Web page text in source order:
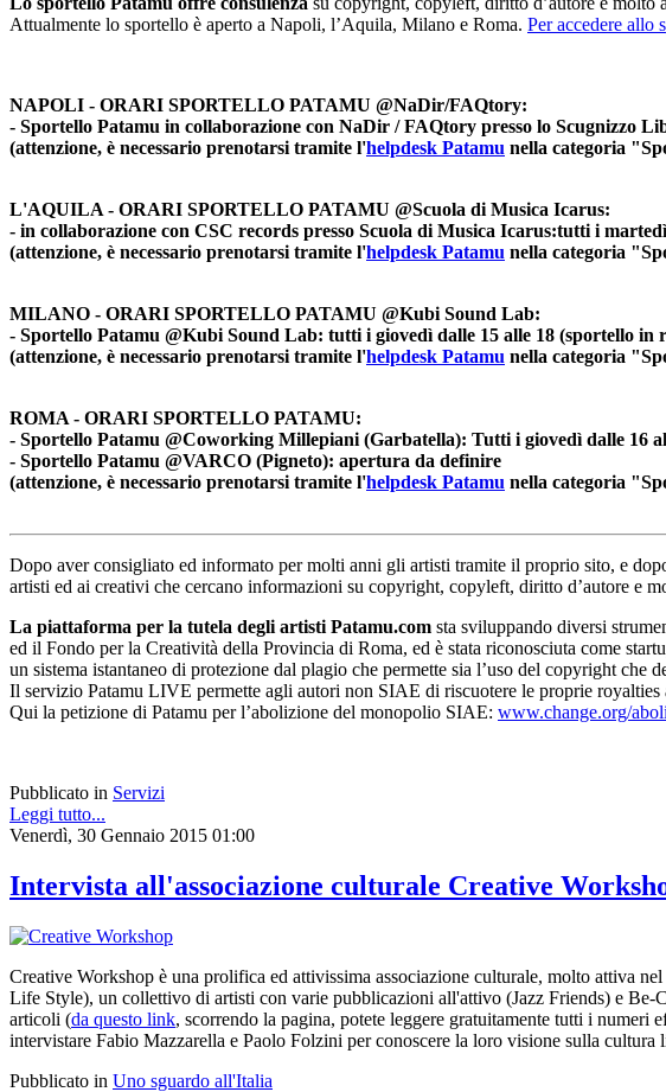
Attualmente lo sportello è aperto a Napoli, l’Aquila, Milano e Roma. Per accedere allo
NAPOLI - ORARI SPORTELLO PATAMU @NaDir/FAQtory:
- Sportello Patamu in collaborazione con NaDir / FAQtory presso lo Scugnizzo
(attenzione, è necessario prenotarsi tramite l'helpdesk Patamu nella categoria
L'AQUILA - ORARI SPORTELLO PATAMU @Scuola di Musica Icarus:
- in collaborazione con CSC records presso Scuola di Musica Icarus:tutti i
(attenzione, è necessario prenotarsi tramite l'helpdesk Patamu nella categoria
MILANO - ORARI SPORTELLO PATAMU @Kubi Sound Lab:
- Sportello Patamu @Kubi Sound Lab: tutti i giovedì dalle 15 alle 18 (sportello in
(attenzione, è necessario prenotarsi tramite l'helpdesk Patamu nella categoria
ROMA - ORARI SPORTELLO PATAMU:
- Sportello Patamu @Coworking Millepiani (Garbatella): Tutti i giovedì dalle 16
- Sportello Patamu @VARCO (Pigneto): apertura da definire
(attenzione, è necessario prenotarsi tramite l'helpdesk Patamu nella categoria
Dopo aver consigliato ed informato per molti anni gli artisti tramite il proprio sito, e
artisti ed ai creativi che cercano informazioni su copyright, copyleft, diritto d’autore e
La piattaforma per la tutela degli artisti Patamu.com sta sviluppando diversi
ed il Fondo per la Creatività della Provincia di Roma, ed è stata riconosciuta come
un sistema istantaneo di protezione dal plagio che permette sia l’uso del copyright che
Il servizio Patamu LIVE permette agli autori non SIAE di riscuotere le proprie
Qui la petizione di Patamu per l’abolizione del monopolio SIAE: www.change.org/
Pubblicato in Servizi
Leggi tutto...
Venerdì, 30 Gennaio 2015 01:00
Intervista all'associazione culturale Creative
Creative Workshop è una prolifica ed attivissima associazione culturale, molto attiva
Life Style), un collettivo di artisti con varie pubblicazioni all'attivo (Jazz Friends) e Be-
articoli (da questo link, scorrendo la pagina, potete leggere gratuitamente tutti i
intervistare Fabio Mazzarella e Paolo Folzini per conoscere la loro visione sulla cultura
Pubblicato in Uno sguardo all'Italia